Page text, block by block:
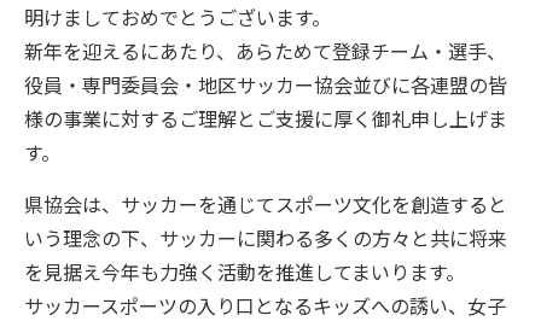
明けましておめでとうございます。
新年を迎えるにあたり、あらためて登録チーム・選手、
役員・専門委員会・地区サッカー協会並びに各連盟の皆
様の事業に対するご理解とご支援に厚く御礼申し上げま
す。
県協会は、サッカーを通じてスポーツ文化を創造すると
いう理念の下、サッカーに関わる多くの方々と共に将来
を見据え今年も力強く活動を推進してまいります。
サッカースポーツの入り口となるキッズへの誘い、女子